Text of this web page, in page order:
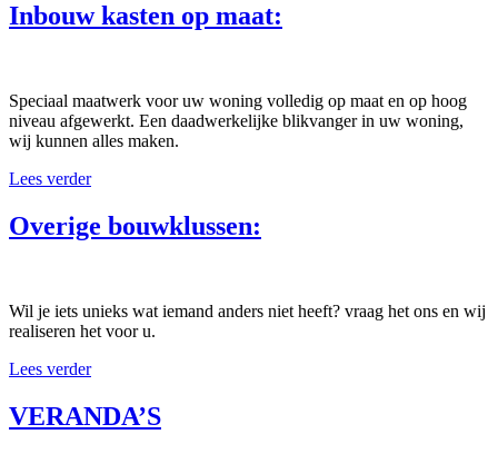
Inbouw kasten op maat:
Speciaal maatwerk voor uw woning volledig op maat en op hoog
niveau afgewerkt. Een daadwerkelijke blikvanger in uw woning,
wij kunnen alles maken.
Lees verder
Overige bouwklussen:
Wil je iets unieks wat iemand anders niet heeft? vraag het ons en wij
realiseren het voor u.
Lees verder
VERANDA’S